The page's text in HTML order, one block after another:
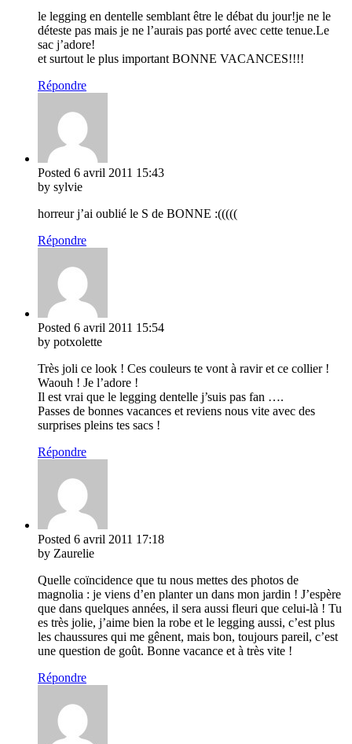
le legging en dentelle semblant être le débat du jour!je ne le
déteste pas mais je ne l’aurais pas porté avec cette tenue.Le
sac j’adore!
et surtout le plus important BONNE VACANCES!!!!
Répondre
Posted 6 avril 2011 15:43
by sylvie
horreur j’ai oublié le S de BONNE :(((((
Répondre
Posted 6 avril 2011 15:54
by potxolette
Très joli ce look ! Ces couleurs te vont à ravir et ce collier !
Waouh ! Je l’adore !
Il est vrai que le legging dentelle j’suis pas fan ….
Passes de bonnes vacances et reviens nous vite avec des
surprises pleins tes sacs !
Répondre
Posted 6 avril 2011 17:18
by Zaurelie
Quelle coïncidence que tu nous mettes des photos de
magnolia : je viens d’en planter un dans mon jardin ! J’espère
que dans quelques années, il sera aussi fleuri que celui-là ! Tu
es très jolie, j’aime bien la robe et le legging aussi, c’est plus
les chaussures qui me gênent, mais bon, toujours pareil, c’est
une question de goût. Bonne vacance et à très vite !
Répondre